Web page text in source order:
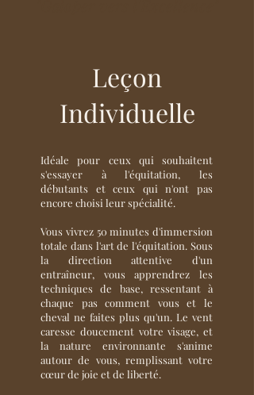
Leçon
Individuelle
Idéale pour ceux qui souhaitent
s'essayer à l'équitation, les
débutants et ceux qui n'ont pas
encore choisi leur spécialité.
Vous vivrez 50 minutes d'immersion
totale dans l'art de l'équitation. Sous
la direction attentive d'un
entraîneur, vous apprendrez les
techniques de base, ressentant à
chaque pas comment vous et le
cheval ne faites plus qu'un. Le vent
caresse doucement votre visage, et
la nature environnante s'anime
autour de vous, remplissant votre
cœur de joie et de liberté.